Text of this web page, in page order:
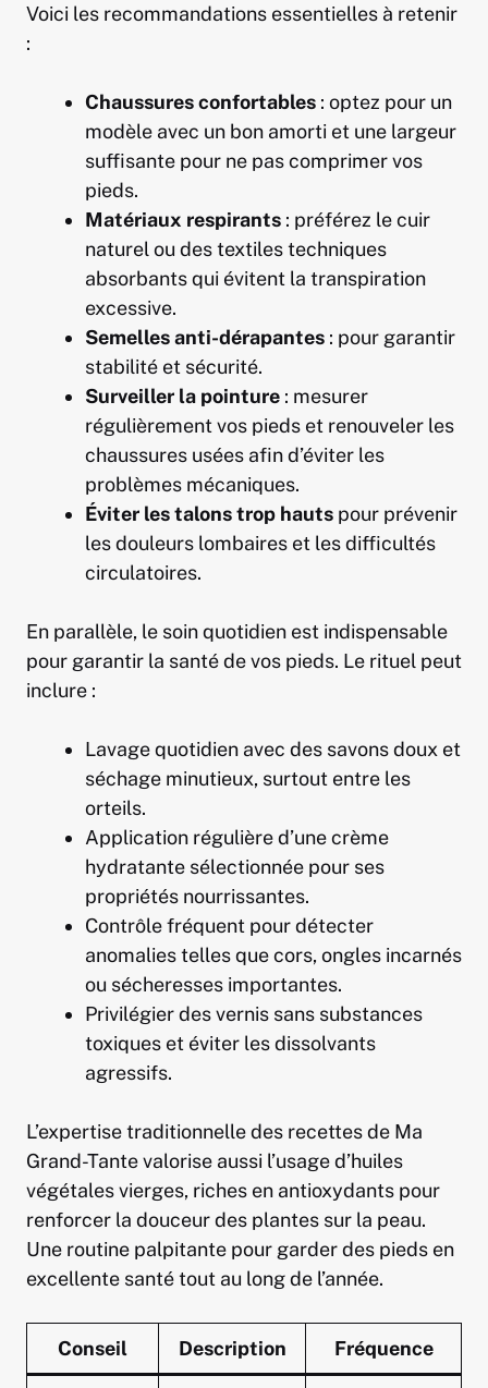
Voici les recommandations essentielles à retenir
:
Chaussures confortables : optez pour un
modèle avec un bon amorti et une largeur
suffisante pour ne pas comprimer vos
pieds.
Matériaux respirants : préférez le cuir
naturel ou des textiles techniques
absorbants qui évitent la transpiration
excessive.
Semelles anti-dérapantes : pour garantir
stabilité et sécurité.
Surveiller la pointure : mesurer
régulièrement vos pieds et renouveler les
chaussures usées afin d’éviter les
problèmes mécaniques.
Éviter les talons trop hauts pour prévenir
les douleurs lombaires et les difficultés
circulatoires.
En parallèle, le soin quotidien est indispensable
pour garantir la santé de vos pieds. Le rituel peut
inclure :
Lavage quotidien avec des savons doux et
séchage minutieux, surtout entre les
orteils.
Application régulière d’une crème
hydratante sélectionnée pour ses
propriétés nourrissantes.
Contrôle fréquent pour détecter
anomalies telles que cors, ongles incarnés
ou sécheresses importantes.
Privilégier des vernis sans substances
toxiques et éviter les dissolvants
agressifs.
L’expertise traditionnelle des recettes de Ma
Grand-Tante valorise aussi l’usage d’huiles
végétales vierges, riches en antioxydants pour
renforcer la douceur des plantes sur la peau.
Une routine palpitante pour garder des pieds en
excellente santé tout au long de l’année.
Conseil Description Fréquence